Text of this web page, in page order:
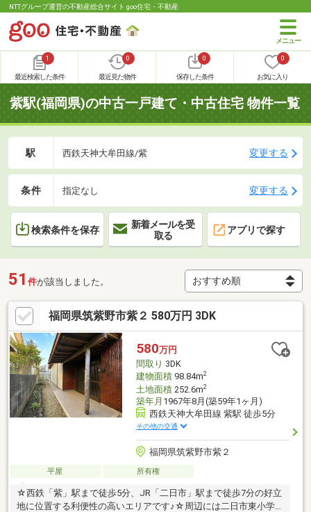
NTTグループ運営の不動産総合サイト goo住宅・不動産
1
最近検索した条件
0
最近見た物件
0
保存した条件
0
お気に入り
紫駅(福岡県)の中古一戸建て・中古住宅 物件一覧
駅 西鉄天神大牟田線/紫 変更する
条件 指定なし 変更する
検索条件を保存
新着メールを受
取る
アプリで探す
51 件が該当しました。
福岡県筑紫野市紫２ 580万円 3DK
580万円
間取り 3DK
建物面積98.84m2
土地面積252.6m2
築年月 1967年8月(築59年1ヶ月)
西鉄天神大牟田線 紫駅 徒歩5分
その他の交通
福岡県筑紫野市紫２
平屋 所有権
☆西鉄「紫」駅まで徒歩5分、JR「二日市」駅まで徒歩7分の好立
地に位置する利便性の高いエリアです♪☆周辺には二日市東小学